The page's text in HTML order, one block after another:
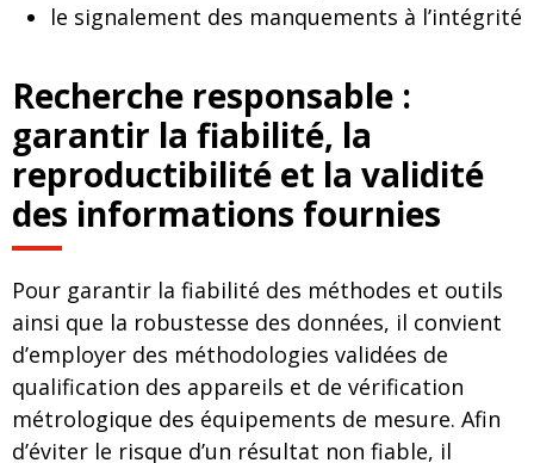
le signalement des manquements à l’intégrité
Recherche responsable :
garantir la fiabilité, la
reproductibilité et la validité
des informations fournies
Pour garantir la fiabilité des méthodes et outils
ainsi que la robustesse des données, il convient
d’employer des méthodologies validées de
qualification des appareils et de vérification
métrologique des équipements de mesure. Afin
d’éviter le risque d’un résultat non fiable, il